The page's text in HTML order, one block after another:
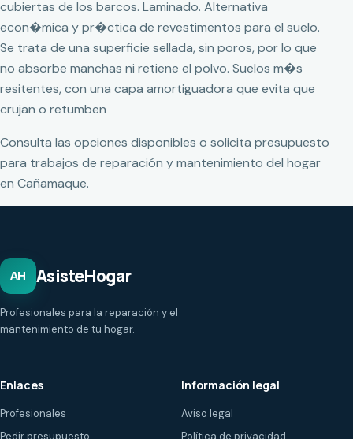
cubiertas de los barcos. Laminado. Alternativa
econ�mica y pr�ctica de revestimentos para el suelo.
Se trata de una superficie sellada, sin poros, por lo que
no absorbe manchas ni retiene el polvo. Suelos m�s
resitentes, con una capa amortiguadora que evita que
crujan o retumben
Consulta las opciones disponibles o solicita presupuesto
para trabajos de reparación y mantenimiento del hogar
en Cañamaque.
AH AsisteHogar
Profesionales para la reparación y el
mantenimiento de tu hogar.
Enlaces
Profesionales
Pedir presupuesto
Información legal
Aviso legal
Política de privacidad